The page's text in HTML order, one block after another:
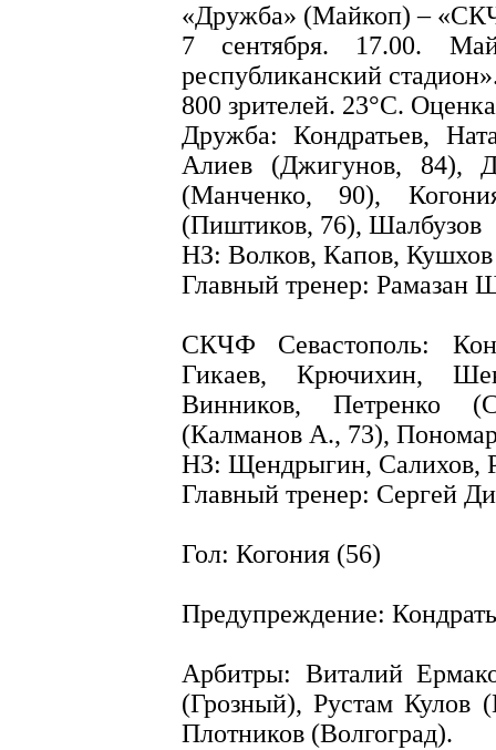
«Дружба» (Майкоп) –
7 сентября. 17.00.
республиканский
800 зрителей. 23°C.
Дружба: Кондратьев,
Алиев (Джигунов, 84),
(Манченко, 90),
(Пиштиков, 76), Шалбузов
НЗ: Волков, Капов, Кушхов
Главный тренер: Рамазан
СКЧФ Севастополь:
Гикаев, Крючихин,
Винников, Петренко
(Калманов А., 73),
НЗ: Щендрыгин, Салихов,
Главный тренер: Сергей
Гол: Когония (56)
Предупреждение:
Арбитры: Виталий
(Грозный), Рустам Кулов
Плотников (Волгоград).